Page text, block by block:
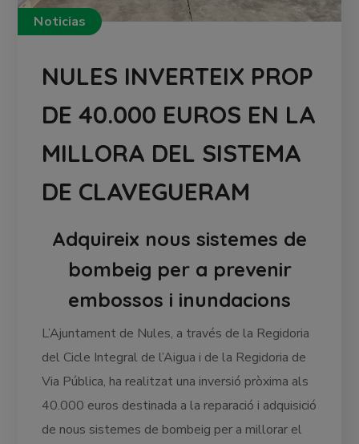
Noticias
NULES INVERTEIX PROP
DE 40.000 EUROS EN LA
MILLORA DEL SISTEMA
DE CLAVEGUERAM
Adquireix nous sistemes de
bombeig per a prevenir
embossos i inundacions
L’Ajuntament de Nules, a través de la Regidoria
del Cicle Integral de l’Aigua i de la Regidoria de
Via Pública, ha realitzat una inversió pròxima als
40.000 euros destinada a la reparació i adquisició
de nous sistemes de bombeig per a millorar el